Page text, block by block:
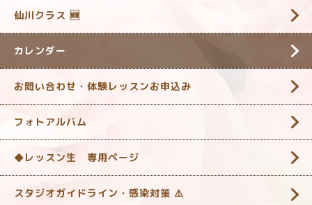
仙川クラス 🆕
カレンダー
お問い合わせ・体験レッスンお申込み
フォトアルバム
◆レッスン生 専用ページ
スタジオガイドライン・感染対策 ‎⚠️